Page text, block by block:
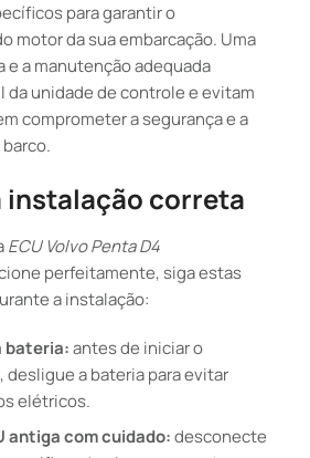
para garantir o
motor da sua embarcação. Uma
a manutenção adequada
da unidade de controle e evitam
comprometer a segurança e a
instalação correta
ECU Volvo Penta D4
perfeitamente, siga estas
a instalação:
bateria:antes de iniciar o
a bateria para evitar
elétricos.
antiga com cuidado:desconecte